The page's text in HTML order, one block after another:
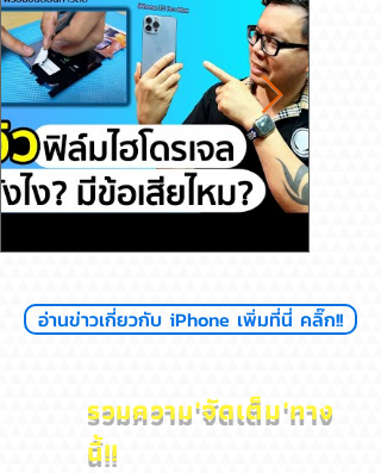
เสียไหม
ไหม?
อ่านข่าวเกี่ยวกับ iPhone เพิ่มที่นี่ คลิ๊ก!!
รวมความ'จัดเต็ม'ทาง
นี้!!